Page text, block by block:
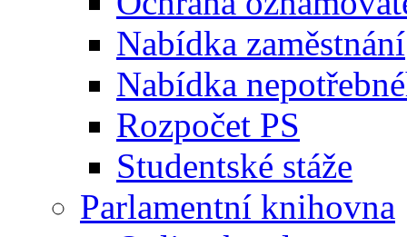
Nabídka zaměstnání
Nabídka
Rozpočet PS
Studentské stáže
Parlamentní knihovna